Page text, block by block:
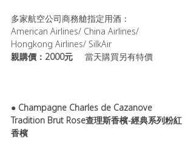
多家航空公司商務艙指定用酒：
American Airlines/ China Airlines/
Hongkong Airlines/ SilkAir
親購價：2000元 當天購買另有特價
● Champagne Charles de Cazanove
Tradition Brut Rose查理斯香檳-經典系列粉紅
香檳